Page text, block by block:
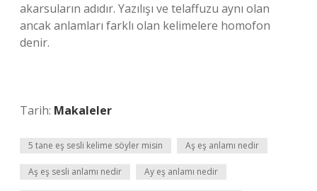
akarsuların adıdır. Yazılışı ve telaffuzu aynı olan
ancak anlamları farklı olan kelimelere homofon
denir.
Tarih: Makaleler
5 tane eş sesli kelime söyler misin Aş eş anlamı nedir
Aş eş sesli anlamı nedir Ay eş anlamı nedir